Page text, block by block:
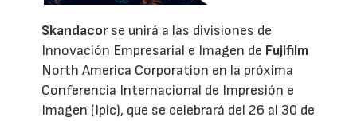
Skandacorse unirá a las divisiones de
Innovación Empresarial e Imagen de Fujifilm
North America Corporation en la próxima
Conferencia Internacional de Impresión e
Imagen (Ipic), que se celebrará del 26 al 30 de